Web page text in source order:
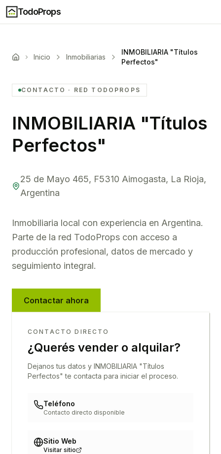
TodoProps
Inicio Inmobiliarias
INMOBILIARIA "Títulos
Perfectos"
CONTACTO · RED TODOPROPS
INMOBILIARIA "Títulos
Perfectos"
25 de Mayo 465, F5310 Aimogasta, La Rioja,
Argentina
Inmobiliaria local con experiencia en Argentina.
Parte de la red TodoProps con acceso a
producción profesional, datos de mercado y
seguimiento integral.
Contactar ahora
CONTACTO DIRECTO
¿Querés vender o alquilar?
Dejanos tus datos y INMOBILIARIA "Títulos
Perfectos" te contacta para iniciar el proceso.
Teléfono
Contacto directo disponible
Sitio Web
Visitar sitio